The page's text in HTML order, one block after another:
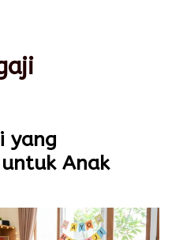
yang
Anak